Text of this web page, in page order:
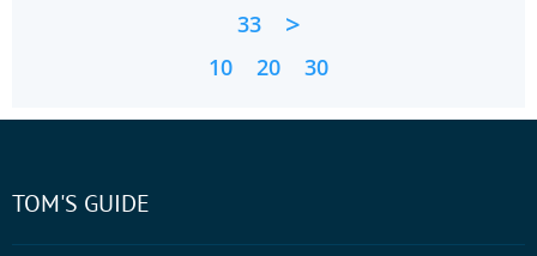
33
>
10 20 30
TOM'S GUIDE